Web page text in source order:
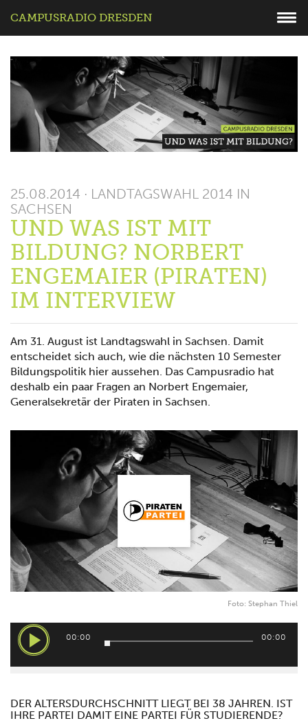
CAMPUSRADIO DRESDEN
25.08.2014 · LANDTAGSWAHL 2014 IN
SACHSEN
UND WAS IST MIT
BILDUNG? NORBERT
ENGEMAIER (PIRATEN)
IM INTERVIEW
Am 31. August ist Landtagswahl in Sachsen. Damit
entscheidet sich auch, wie die nächsten 10 Semester
Bildungspolitik hier aussehen. Das Campusradio hat
deshalb ein paar Fragen an Norbert Engemaier,
Generalsekretär der Piraten in Sachsen.
Foto: Stephan Thiel
Audio-
Player
00:00 00:00
DER ALTERSDURCHSCHNITT LIEGT BEI 38 JAHREN. IST
IHRE PARTEI DAMIT EINE PARTEI FÜR STUDIERENDE?